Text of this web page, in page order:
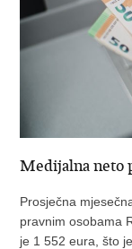
Medijalna neto
Prosječna
pravnim osobama
je 1 552 eura, što